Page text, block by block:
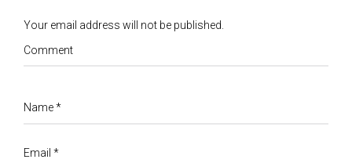
Your email address will not be published.
Comment
Name*
Email *